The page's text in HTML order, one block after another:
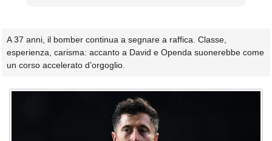
A 37 anni, il bomber continua a segnare a raffica. Classe,
esperienza, carisma: accanto a David e Openda suonerebbe come
un corso accelerato d’orgoglio.